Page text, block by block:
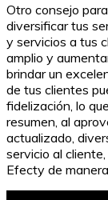
Otro consejo
diversificar tus
y servicios a tus
amplio y
brindar un
de tus clientes
fidelización, lo
resumen, al
actualizado,
servicio al
Efecty de